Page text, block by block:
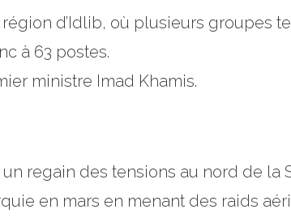
d’Idlib, où plusieurs groupes
à 63 postes.
ministre Imad Khamis.
regain des tensions au nord de la
en mars en menant des raids